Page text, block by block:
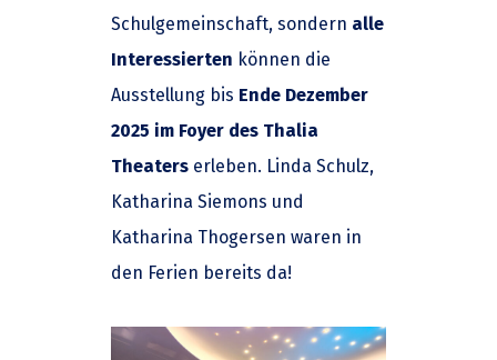
Schulgemeinschaft, sondern alle
Interessierten können die
Ausstellung bis Ende Dezember
2025 im Foyer des Thalia
Theaters erleben. Linda Schulz,
Katharina Siemons und
Katharina Thogersen waren in
den Ferien bereits da!